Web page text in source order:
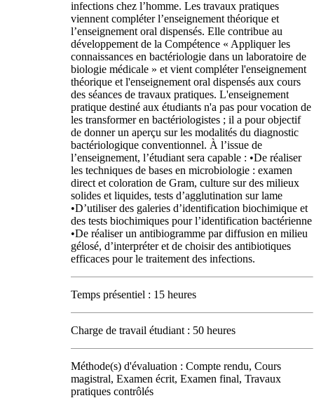
infections chez l’homme. Les travaux pratiques
viennent compléter l’enseignement théorique et
l’enseignement oral dispensés. Elle contribue au
développement de la Compétence « Appliquer les
connaissances en bactériologie dans un laboratoire de
biologie médicale » et vient compléter l'enseignement
théorique et l'enseignement oral dispensés aux cours
des séances de travaux pratiques. L'enseignement
pratique destiné aux étudiants n'a pas pour vocation de
les transformer en bactériologistes ; il a pour objectif
de donner un aperçu sur les modalités du diagnostic
bactériologique conventionnel. À l’issue de
l’enseignement, l’étudiant sera capable : •De réaliser
les techniques de bases en microbiologie : examen
direct et coloration de Gram, culture sur des milieux
solides et liquides, tests d’agglutination sur lame
•D’utiliser des galeries d’identification biochimique et
des tests biochimiques pour l’identification bactérienne
•De réaliser un antibiogramme par diffusion en milieu
gélosé, d’interpréter et de choisir des antibiotiques
efficaces pour le traitement des infections.
Temps présentiel : 15 heures
Charge de travail étudiant : 50 heures
Méthode(s) d'évaluation : Compte rendu, Cours
magistral, Examen écrit, Examen final, Travaux
pratiques contrôlés